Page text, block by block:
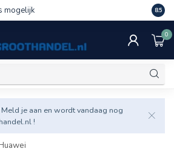
mogelijk Veel
8.5
0
je aan en wordt vandaag nog
!